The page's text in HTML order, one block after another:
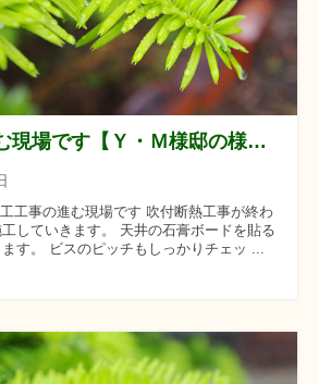
大工工事が進む現場です【Ｙ・Ｍ様邸の様子】
工事の進む現場です 吹付断熱工事が終わ
していきます。 天井の石膏ボードを貼る
す。 ビスのピッチもしっかりチェッ ...